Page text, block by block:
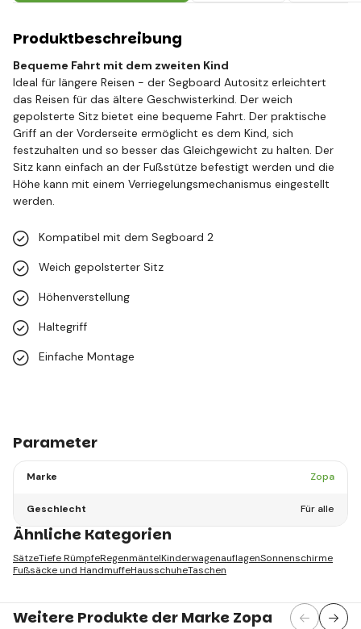
Produktbeschreibung
Bequeme Fahrt mit dem zweiten Kind
Ideal für längere Reisen - der Segboard Autositz erleichtert
das Reisen für das ältere Geschwisterkind. Der weich
gepolsterte Sitz bietet eine bequeme Fahrt. Der praktische
Griff an der Vorderseite ermöglicht es dem Kind, sich
festzuhalten und so besser das Gleichgewicht zu halten. Der
Sitz kann einfach an der Fußstütze befestigt werden und die
Höhe kann mit einem Verriegelungsmechanismus eingestellt
werden.
Kompatibel mit dem Segboard 2
Weich gepolsterter Sitz
Höhenverstellung
Haltegriff
Einfache Montage
Parameter
Marke Zopa
Geschlecht Für alle
Ähnliche Kategorien
SätzeTiefe RümpfeRegenmäntelKinderwagenauflagenSonnenschirme
Fußsäcke und HandmuffeHausschuheTaschen
Weitere Produkte der Marke Zopa